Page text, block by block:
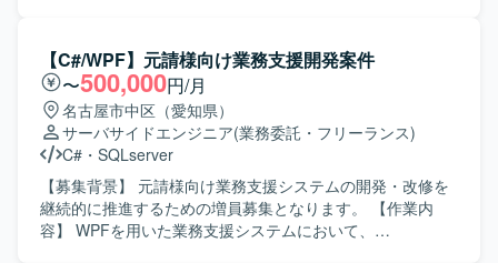
ー担当エンジニアと共に開発を行うことで、コード品質や
設計力の向上が期待できます。 【開発環境】 フロントエン
ドにReact、サーバーサイドにC#、データベースにSQL
Serverを利用したWebシステムとなります。
魅力】 販売管理パッケージの開発に上流から携わることが
でき、継続的な参画の可能性もございます。 【開発環境】
C#(WEB)、SQLServerを利用した環境での開発となりま
す。
【C#/WPF】元請様向け業務支援開発案件
〜500,000円/月
名古屋市中区（愛知県）
サーバサイドエンジニア(業務委託・フリーランス)
C# ・ SQLserver
【募集背景】 元請様向け業務支援システムの開発・改修を
継続的に推進するための増員募集となります。 【作業内
容】 WPFを用いた業務支援システムにおいて、